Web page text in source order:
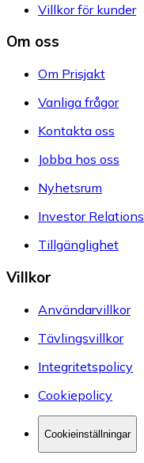
Villkor för kunder
Om oss
Om Prisjakt
Vanliga frågor
Kontakta oss
Jobba hos oss
Nyhetsrum
Investor Relations
Tillgänglighet
Villkor
Användarvillkor
Tävlingsvillkor
Integritetspolicy
Cookiepolicy
Cookieinställningar